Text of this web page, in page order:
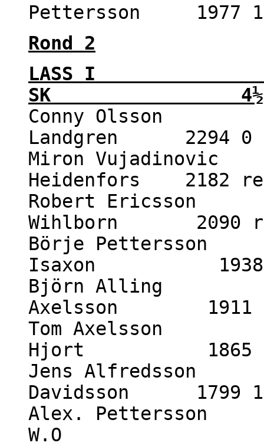
Pettersson 1977
Rond 2
LASS I -
SK 4½ -
Conny Olsson
Landgren 2294 0
Miron Vujadinovic
Heidenfors 2182
Robert Ericsson
Wihlborn 2090
Börje Pettersson
Isaxon 1938
Björn Alling
Axelsson 1911
Tom Axelsson
Hjort 1865 1
Jens Alfredsson
Davidsson 1799
Alex. Pettersson
W.O